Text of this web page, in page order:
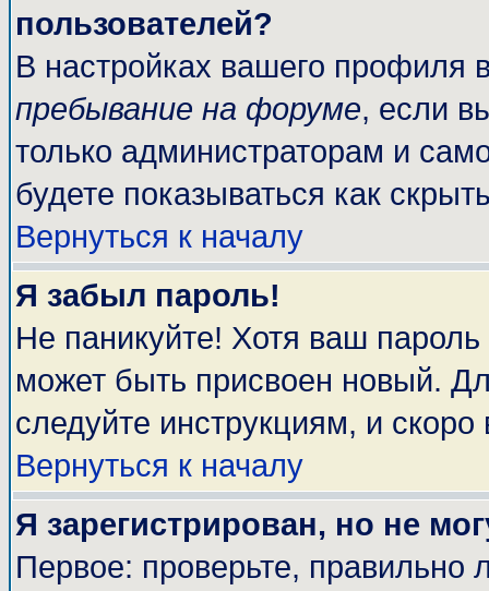
пользователей?
В настройках вашего профиля
пребывание на форуме, если
только администраторам и
будете показываться как
Вернуться к началу
Я забыл пароль!
Не паникуйте! Хотя ваш
может быть присвоен новый.
следуйте инструкциям, и
Вернуться к началу
Я зарегистрирован, но не
Первое: проверьте, правильно